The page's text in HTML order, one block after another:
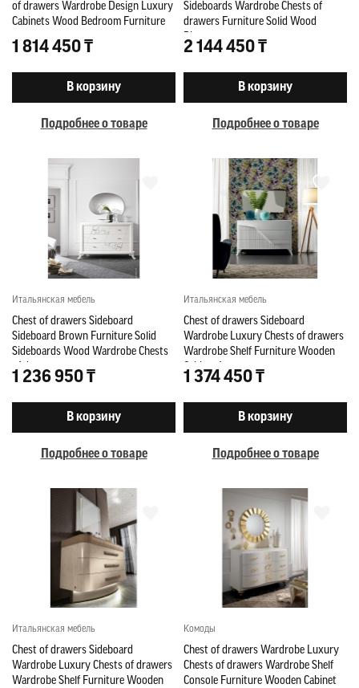
of drawers Wardrobe Design Luxury
Cabinets Wood Bedroom Furniture
1 814 450 ₸
В корзину
Подробнее о товаре
Sideboards Wardrobe Chests of
drawers Furniture Solid Wood
Bizzotto
2 144 450 ₸
В корзину
Подробнее о товаре
Итальянская мебель
Chest of drawers Sideboard
Sideboard Brown Furniture Solid
Sideboards Wood Wardrobe Chests
of drawers
1 236 950 ₸
В корзину
Подробнее о товаре
Итальянская мебель
Chest of drawers Sideboard
Wardrobe Luxury Chests of drawers
Wardrobe Shelf Furniture Wooden
Cabinet Italy
1 374 450 ₸
В корзину
Подробнее о товаре
Итальянская мебель
Chest of drawers Sideboard
Wardrobe Luxury Chests of drawers
Wardrobe Shelf Furniture Wooden
Комоды
Chest of drawers Wardrobe Luxury
Chests of drawers Wardrobe Shelf
Console Furniture Wooden Cabinet